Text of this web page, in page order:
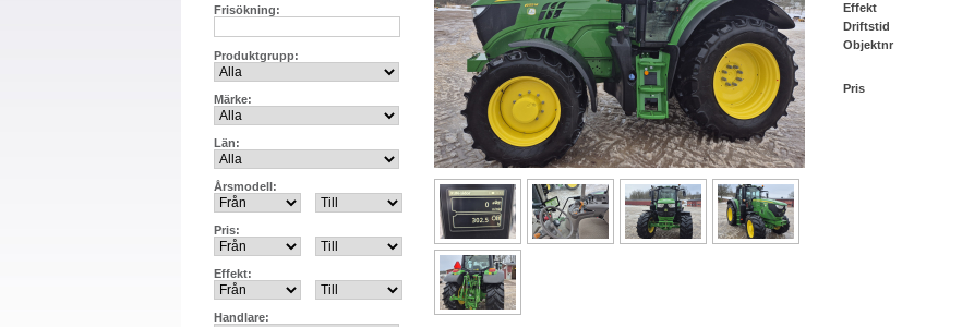
Frisökning:
Produktgrupp:
Märke:
Län:
Årsmodell:
Pris:
Effekt:
Handlare:
Effekt
Driftstid
Objektnr
Pris